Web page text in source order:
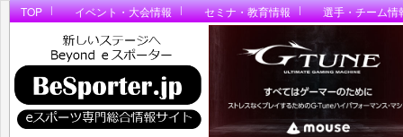
TOP イベント・大会情報 セミナ・教育情報 選手・チーム情